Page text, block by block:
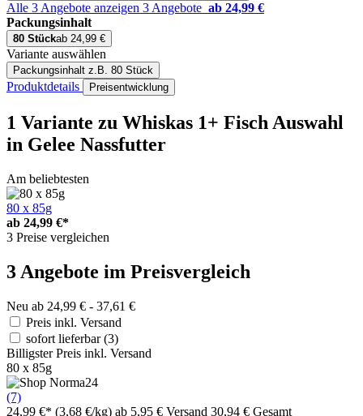
Alle 3 Angebote anzeigen 3 Angebote ab 24,99 €
Packungsinhalt
80 Stückab 24,99 €
Variante auswählen
Packungsinhalt z.B. 80 Stück
Produktdetails Preisentwicklung
1 Variante zu Whiskas 1+ Fisch Auswahl
in Gelee Nassfutter
Am beliebtesten
80 x 85g
ab 24,99 €*
3 Preise vergleichen
3 Angebote im Preisvergleich
Neu ab 24,99 € - 37,61 €
Preis inkl. Versand
sofort lieferbar(3)
Billigster Preis inkl. Versand
80 x 85g
(7)
24,99 €* (3,68 €/kg) ab 5,95 € Versand 30,94 € Gesamt